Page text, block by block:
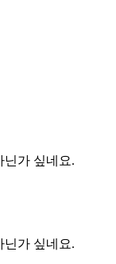
닌가 싶네요.
닌가 싶네요.